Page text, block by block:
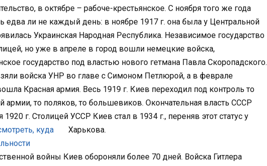
в октябре – рабоче-крестьянское. С ноября того же года
едва ли не каждый день: в ноябре 1917 г. она была у Центральной
Украинская Народная Республика. Независимое государство
но уже в апреле в город вошли немецкие войска,
государство под властью нового гетмана Павла Скоропадского.
войска УНР во главе с Симоном Петлюрой, а в феврале
Красная армия. Весь 1919 г. Киев переходил под контроль то
армии, то поляков, то большевиков. Окончательная власть СССР
1920 г. Столицей УССР Киев стал в 1934 г., переняв этот статус у
Харькова.
войны Киев обороняли более 70 дней. Войска Гитлера